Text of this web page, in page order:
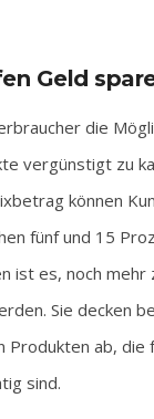
Geld
die
vergünstigt zu
können
fünf und 15
ist es, noch mehr
Sie decken
Produkten ab, die
sind.